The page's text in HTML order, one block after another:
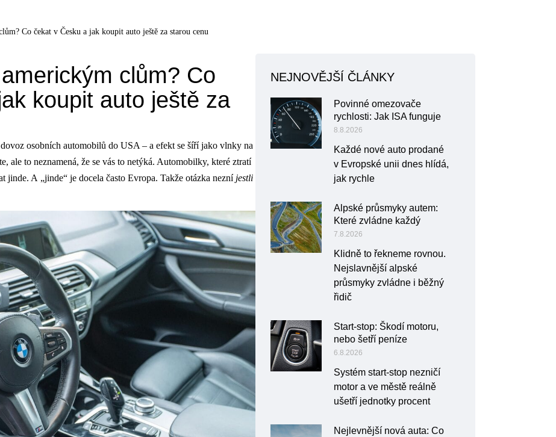
Co čekat v Česku a jak koupit auto ještě za starou cenu
clům? Co
koupit auto ještě za
osobních automobilů do USA – a efekt se šíří jako vlnky na
ale to neznamená, že se vás to netýká. Automobilky, které ztratí
jinde. A „jinde“ je docela často Evropa. Takže otázka nezní jestli
NEJNOVĚJŠÍ ČLÁNKY
Povinné omezovače
rychlosti: Jak ISA funguje
8.8.2026
Každé nové auto prodané
v Evropské unii dnes hlídá,
jak rychle
Alpské průsmyky autem:
Které zvládne každý
7.8.2026
Klidně to řekneme rovnou.
Nejslavnější alpské
průsmyky zvládne i běžný
řidič
Start-stop: Škodí motoru,
nebo šetří peníze
6.8.2026
Systém start-stop nezničí
motor a ve městě reálně
ušetří jednotky procent
Nejlevnější nová auta: Co